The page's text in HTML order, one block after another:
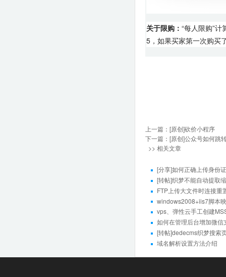
关于限购： “每人限购”
5，如果买家第一次购买
上一篇： [原创]砍价小程序
下一篇： [原创]公众号如何跳
>> 相关文章
[分享]如何正确上传身份
[转帖]织梦不能自动提取
FTP上传大文件时连接重
windows2008+iis7脚本
vps、弹性云手工创建
如何在管理后台增加微信
[转帖]dedecms织梦搜索
域名解析设置方法介绍